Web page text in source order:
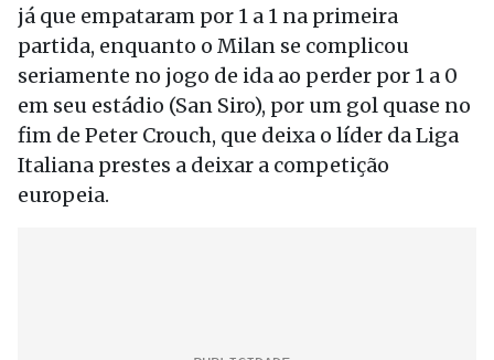
já que empataram por 1 a 1 na primeira
partida, enquanto o Milan se complicou
seriamente no jogo de ida ao perder por 1 a 0
em seu estádio (San Siro), por um gol quase no
fim de Peter Crouch, que deixa o líder da Liga
Italiana prestes a deixar a competição
europeia.